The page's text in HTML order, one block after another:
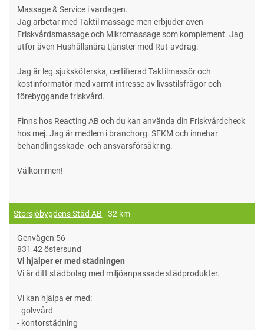
Massage & Service i vardagen.
Jag arbetar med Taktil massage men erbjuder även
Friskvårdsmassage och Mikromassage som komplement. Jag
utför även Hushållsnära tjänster med Rut-avdrag.
Jag är leg.sjuksköterska, certifierad Taktilmassör och
kostinformatör med varmt intresse av livsstilsfrågor och
förebyggande friskvård.
Finns hos Reacting AB och du kan använda din Friskvårdcheck
hos mej. Jag är medlem i branchorg. SFKM och innehar
behandlingsskade- och ansvarsförsäkring.
Välkommen!
Storsjöbygdens Städ AB - 32 km
Genvägen 56
831 42 östersund
Vi hjälper er med städningen
Vi är ditt städbolag med miljöanpassade städprodukter.
Vi kan hjälpa er med:
- golvvård
- kontorstädning